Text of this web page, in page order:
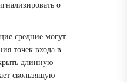
о
средние могут
точек входа в
длинную
скользящую